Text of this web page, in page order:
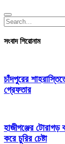
Search
for:
Search
সংবাদ শিরোনাম
চাঁদপুরের
গ্রেফতার
হাজীগঞ্জের
করে চুরির চেষ্টা